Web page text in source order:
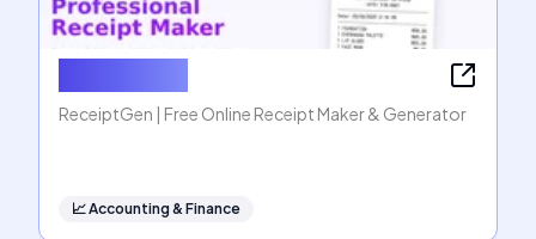
ReceiptGen | Free Online Receipt Maker & Generator
📈Accounting & Finance